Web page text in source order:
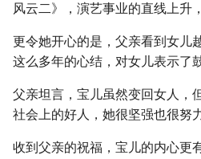
风云二》，演艺事业的直线上升
更令她开心的是，父亲看到女儿
这么多年的心结，对女儿表示了
父亲坦言，宝儿虽然变回女人，
社会上的好人，她很坚强也很努力
收到父亲的祝福，宝儿的内心更